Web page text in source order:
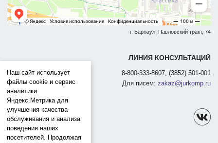
г. Барнаул, Павловский тракт, 74
ЛИНИЯ КОНСУЛЬТАЦИЙ
8-800-333-8607, (3852) 501-001
Для писем: zakaz@jurkomp.ru
Наш сайт использует
файлы cookie и сервис
аналитики
Яндекс.Метрика для
улучшения качества
обслуживания и анализа
поведения наших
посетителей. Продолжая